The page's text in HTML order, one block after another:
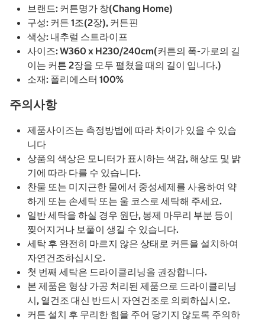
브랜드: 커튼명가 창(Chang Home)
구성: 커튼 1조(2장), 커튼핀
색상: 내추럴 스트라이프
사이즈: W360 x H230/240cm(커튼의 폭-가로의 길
이는 커튼 2장을 모두 펼쳤을 때의 길이 입니다.)
소재: 폴리에스터 100%
주의사항
제품사이즈는 측정방법에 따라 차이가 있을 수 있습
니다
상품의 색상은 모니터가 표시하는 색감, 해상도 및 밝
기에 따라 다를 수 있습니다.
찬물 또는 미지근한 물에서 중성세제를 사용하여 약
하게 또는 손세탁 또는 울 코스로 세탁해 주세요.
일반 세탁을 하실 경우 원단, 봉제 마무리 부분 등이
찢어지거나 보풀이 생길 수 있습니다.
세탁 후 완전히 마르지 않은 상태로 커튼을 설치하여
자연건조하십시오.
첫 번째 세탁은 드라이클리닝을 권장합니다.
본 제품은 형상 가공 처리된 제품으로 드라이클리닝
시, 열건조 대신 반드시 자연건조로 의뢰하십시오.
커튼 설치 후 무리한 힘을 주어 당기지 않도록 주의하